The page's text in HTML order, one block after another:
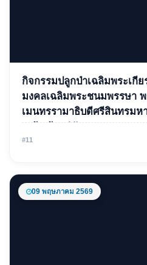
กิจกรรมปลูกป่าเ
เนื่องในโอกาส
พระชนมพรรษา
พระปรเมนทรรา
มหาวชิราลงกรณ
เจ้าอยู่หัว
กิจกรรมปลูกป่าเฉลิมพระเกี
มงคลเฉลิมพระชนมพรรษา
เมนทรรามาธิบดีศรีสินทรมห
เกล้าเจ้าอยู่หัว
#11
09 พฤษภาคม 2569